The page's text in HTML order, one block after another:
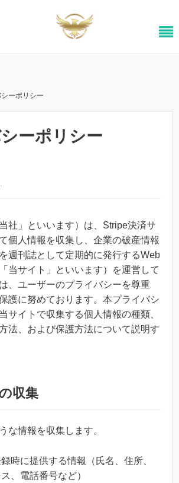
ーポリシー
ーポリシー
社」といいます）は、Stripe決済サ
個人情報を収集し、企業の破産情報
週刊誌として定期的に発行するWeb
当サイト」といいます）を運営して
、ユーザーのプライバシーを尊重
護に努めております。本プライバシ
サイトで収集する個人情報の種類、
法、および保護方法について説明す
収集
な情報を収集します。
時に提供する情報（氏名、住所、
、電話番号など）